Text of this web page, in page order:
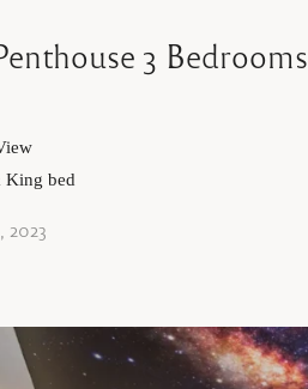
3 Bedrooms
King bed
2023